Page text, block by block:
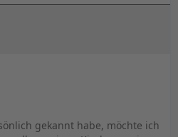
gekannt habe, möchte ich